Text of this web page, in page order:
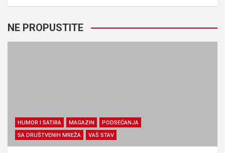
NE PROPUSTITE
HUMOR I SATIRA MAGAZIN
PODSEĆANJA
SA DRUŠTVENIH MREŽA
VAŠ STAV